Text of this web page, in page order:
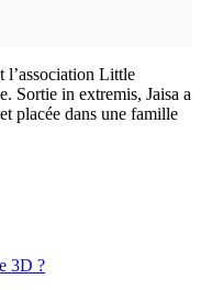
l’association Little
Sortie in extremis, Jaisa a
placée dans une famille